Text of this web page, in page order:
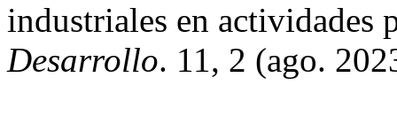
industriales en actividades
Desarrollo. 11, 2 (ago.